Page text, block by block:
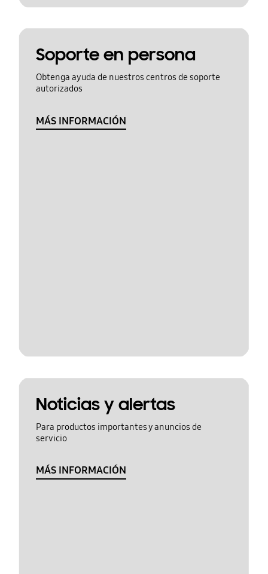
Soporte en persona
Obtenga ayuda de nuestros centros de soporte
autorizados
MÁS INFORMACIÓN
Noticias y alertas
Para productos importantes y anuncios de
servicio
MÁS INFORMACIÓN